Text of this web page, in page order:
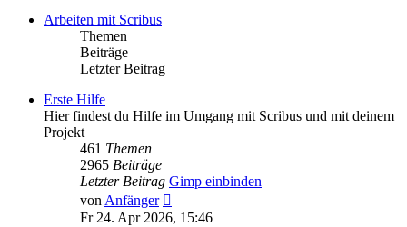
Arbeiten mit Scribus
Themen
Beiträge
Letzter Beitrag
Erste Hilfe
Hier findest du Hilfe im Umgang mit Scribus und mit deinem
Projekt
461 Themen
2965 Beiträge
Letzter Beitrag Gimp einbinden
von Anfänger
Beitrag
Fr 24. Apr 2026, 15:46